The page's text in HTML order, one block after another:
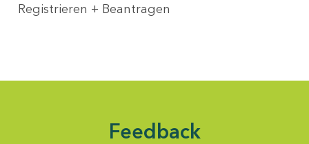
Registrieren + Beantragen
Feedback